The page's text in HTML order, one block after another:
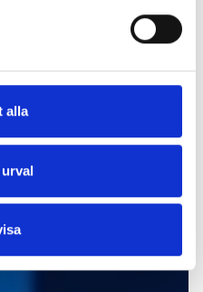
alla